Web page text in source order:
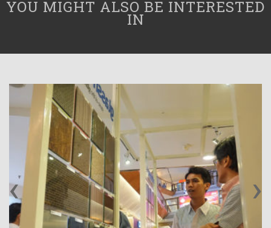
YOU MIGHT ALSO BE INTERESTED
IN
‹ ›